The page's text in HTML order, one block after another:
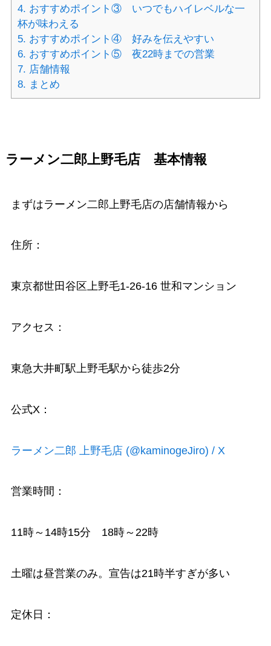
4. おすすめポイント③ いつでもハイレベルな一
杯が味わえる
5. おすすめポイント④ 好みを伝えやすい
6. おすすめポイント⑤ 夜22時までの営業
7. 店舗情報
8. まとめ
ラーメン二郎上野毛店 基本情報
まずはラーメン二郎上野毛店の店舗情報から
住所：
東京都世田谷区上野毛1-26-16 世和マンション
アクセス：
東急大井町駅上野毛駅から徒歩2分
公式X：
ラーメン二郎 上野毛店 (@kaminogeJiro) / X
営業時間：
11時～14時15分 18時～22時
土曜は昼営業のみ。宣告は21時半すぎが多い
定休日：